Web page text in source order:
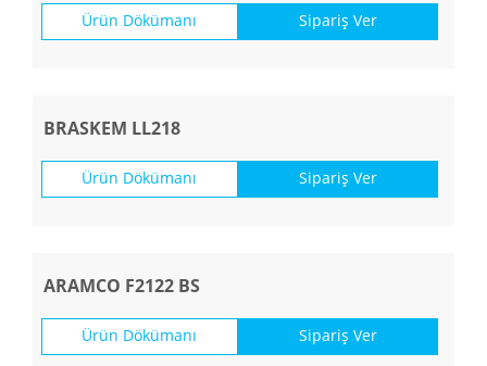
Ürün Dökümanı Sipariş Ver
BRASKEM LL218
Ürün Dökümanı Sipariş Ver
ARAMCO F2122 BS
Ürün Dökümanı Sipariş Ver